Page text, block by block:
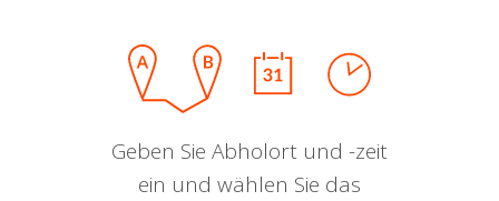
Geben Sie Abholort und -zeit
ein und wählen Sie das